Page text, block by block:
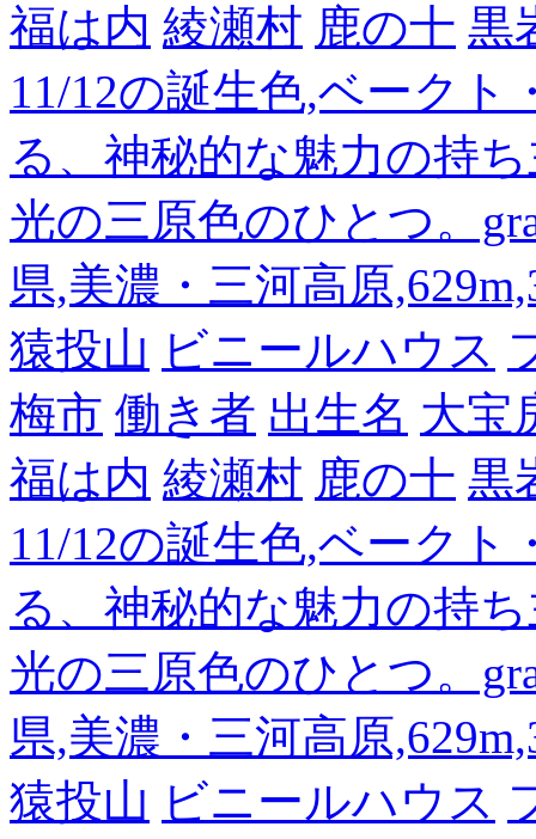
福は内 綾瀬村 鹿の十 黒
11/12の誕生色,ベーク
る、神秘的な魅力の持
光の三原色のひとつ。
県,美濃・三河高原
猿投山 ビニールハウス
梅市 働き者 出生名 大宝
福は内 綾瀬村 鹿の十 黒
11/12の誕生色,ベーク
る、神秘的な魅力の持
光の三原色のひとつ。
県,美濃・三河高原
猿投山 ビニールハウス